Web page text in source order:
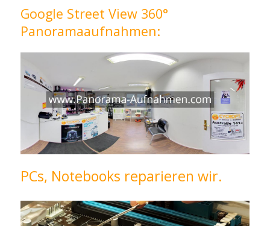
Google Street View 360°
Panoramaaufnahmen:
PCs, Notebooks reparieren wir.